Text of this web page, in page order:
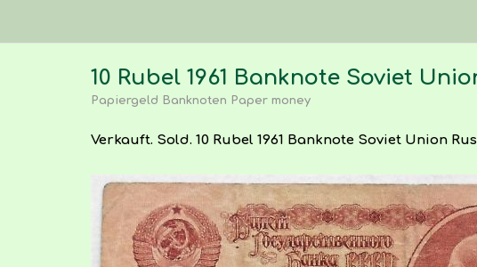
10 Rubel 1961 Banknote Soviet
Papiergeld Banknoten Paper money
Verkauft. Sold. 10 Rubel 1961 Banknote Soviet Union